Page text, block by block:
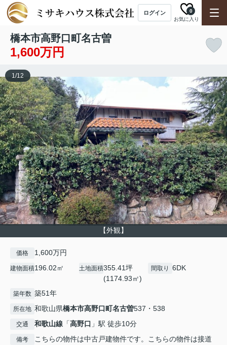
ログイン
お気に入り
0
橋本市高野口町名古曽
1,600万円
【外観】
1/12
価格 1,600万円
建物面積196.02㎡ 土地面積355.41坪
(1174.93㎡)
間取り 6DK
築年数 築51年
所在地 和歌山県橋本市高野口町名古曽537・538
交通 和歌山線 「高野口 」駅 徒歩10分
備考
こちらの物件は中古戸建物件です。こちらの物件は接道